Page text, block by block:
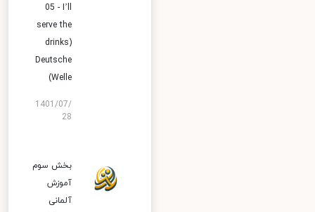
05 - I’ll
serve the
drinks)
Deutsche
Welle)
1401/07/
28
بخش سوم
آموزش
آلمانی